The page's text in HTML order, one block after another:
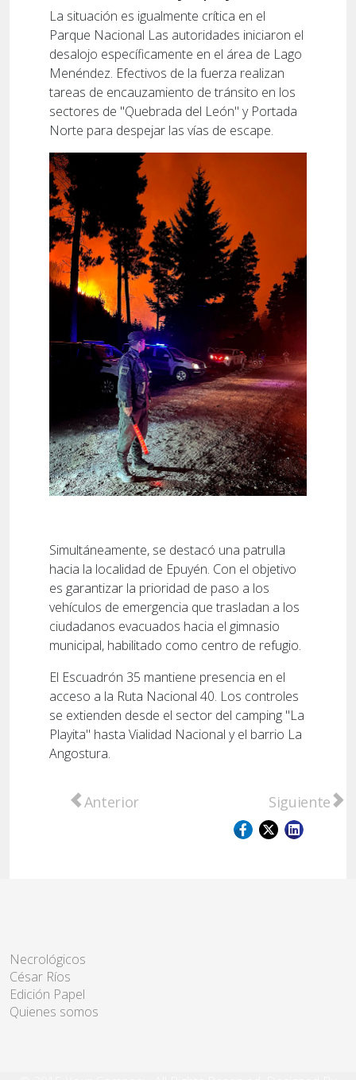
La situación es igualmente crítica en el
Parque Nacional Las autoridades iniciaron el
desalojo específicamente en el área de Lago
Menéndez. Efectivos de la fuerza realizan
tareas de encauzamiento de tránsito en los
sectores de "Quebrada del León" y Portada
Norte para despejar las vías de escape.
Simultáneamente, se destacó una patrulla
hacia la localidad de Epuyén. Con el objetivo
es garantizar la prioridad de paso a los
vehículos de emergencia que trasladan a los
ciudadanos evacuados hacia el gimnasio
municipal, habilitado como centro de refugio.
El Escuadrón 35 mantiene presencia en el
acceso a la Ruta Nacional 40. Los controles
se extienden desde el sector del camping "La
Playita" hasta Vialidad Nacional y el barrio La
Angostura.
Artículo anterior: Droga en cajones con
Anterior Artículo
Siguiente
Necrológicos
César Ríos
Edición Papel
Quienes somos